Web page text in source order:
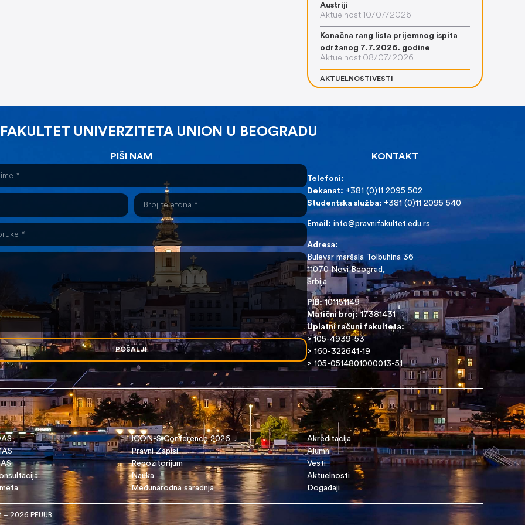
Austriji
Aktuelnosti10/07/2026
Konačna rang lista prijemnog ispita
održanog 7.7.2026. godine
Aktuelnosti08/07/2026
AKTUELNOSTI VESTI
UNIVERZITETA UNION U BEOGRADU
KONTAKT
Telefoni:
Dekanat: +381 (0)11 2095 502
Studentska služba: +381 (0)11 2095 540
Email: info@pravnifakultet.edu.rs
Adresa:
Bulevar maršala Tolbuhina 36
11070 Novi Beograd,
Srbija
PIB:101151149
Matični broj:17381431
Uplatni računi fakulteta:
>105-4939-53
> 160-322641-19
>105-0514801000013-51
PIŠI NAM
POŠALJI
ICON-S Conference 2026
Pravni Zapisi
Repozitorijum
Nauka
Međunarodna saradnja
Akreditacija
Alumni
Vesti
Aktuelnosti
Događaji
– 2026 PFUUB